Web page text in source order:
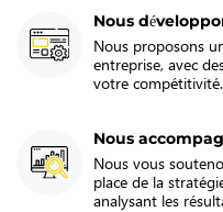
Nous
Nous proposons
entreprise, avec
votre compétitivité.
Nous
Nous vous
place de la
analysant les